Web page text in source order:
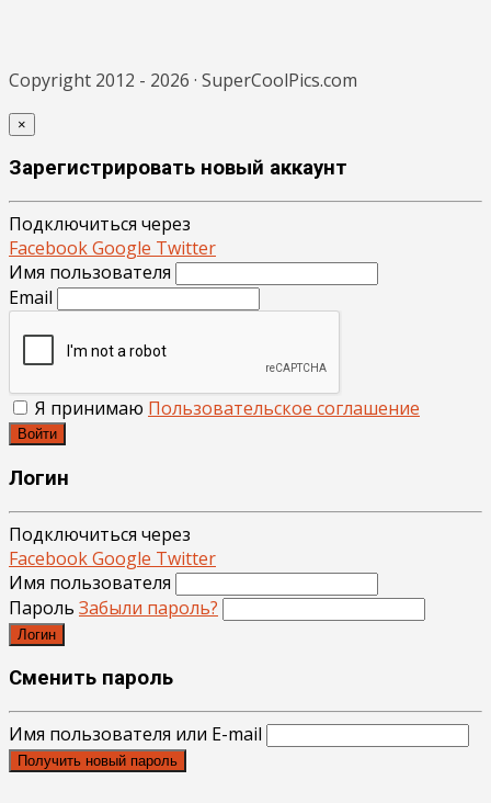
Copyright 2012 - 2026 · SuperCoolPics.com
×
Зарегистрировать новый аккаунт
Подключиться через
FacebookGoogle Twitter
Имя пользователя
Email
Я принимаю Пользовательское соглашение
Войти
Логин
Подключиться через
FacebookGoogle Twitter
Имя пользователя
Пароль Забыли пароль?
Логин
Сменить пароль
Имя пользователя или E-mail
Получить новый пароль